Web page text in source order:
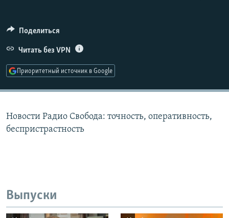
ПОДПИШИТЕСЬ НА РАССЫЛКУ
СОЦИАЛЬНЫЕ СЕТИ
Поделиться
Читать без VPN
Приоритетный источник в Google
Новости Радио Свобода: точность, оперативность,
беспристрастность
Выпуски